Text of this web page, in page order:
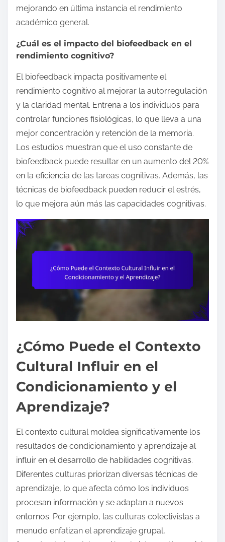
mejorando en última instancia el rendimiento
académico general.
¿Cuál es el impacto del biofeedback en el
rendimiento cognitivo?
El biofeedback impacta positivamente el
rendimiento cognitivo al mejorar la autorregulación
y la claridad mental. Entrena a los individuos para
controlar funciones fisiológicas, lo que lleva a una
mejor concentración y retención de la memoria.
Los estudios muestran que el uso constante de
biofeedback puede resultar en un aumento del 20%
en la eficiencia de las tareas cognitivas. Además, las
técnicas de biofeedback pueden reducir el estrés,
lo que mejora aún más las capacidades cognitivas.
¿Cómo Puede el Contexto
Cultural Influir en el
Condicionamiento y el
Aprendizaje?
El contexto cultural moldea significativamente los
resultados de condicionamiento y aprendizaje al
influir en el desarrollo de habilidades cognitivas.
Diferentes culturas priorizan diversas técnicas de
aprendizaje, lo que afecta cómo los individuos
procesan información y se adaptan a nuevos
entornos. Por ejemplo, las culturas colectivistas a
menudo enfatizan el aprendizaje grupal,